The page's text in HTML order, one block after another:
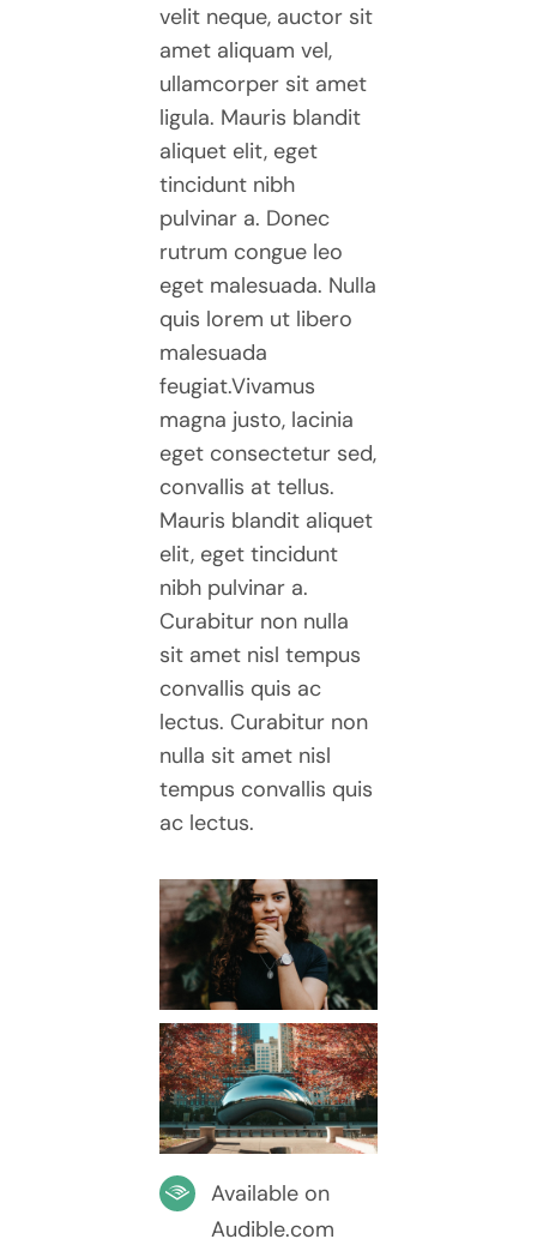
velit neque, auctor sit
amet aliquam vel,
ullamcorper sit amet
ligula. Mauris blandit
aliquet elit, eget
tincidunt nibh
pulvinar a. Donec
rutrum congue leo
eget malesuada. Nulla
quis lorem ut libero
malesuada
feugiat.Vivamus
magna justo, lacinia
eget consectetur sed,
convallis at tellus.
Mauris blandit aliquet
elit, eget tincidunt
nibh pulvinar a.
Curabitur non nulla
sit amet nisl tempus
convallis quis ac
lectus. Curabitur non
nulla sit amet nisl
tempus convallis quis
ac lectus.
Available on
Audible.com